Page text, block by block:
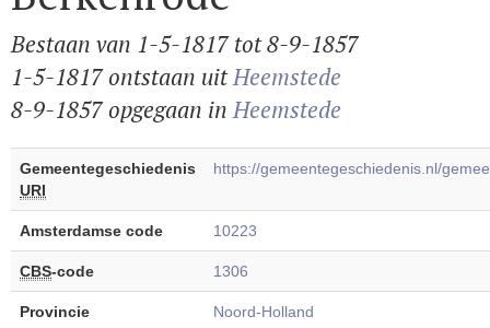
Bestaan van 1-5-1817 tot 8-9-1857
1-5-1817 ontstaan uitHeemstede
8-9-1857 opgegaan inHeemstede
Gemeentegeschiedenis
URI
https://gemeentegeschiedenis.nl/
Amsterdamse code 10223
CBS-code 1306
Provincie Noord-Holland